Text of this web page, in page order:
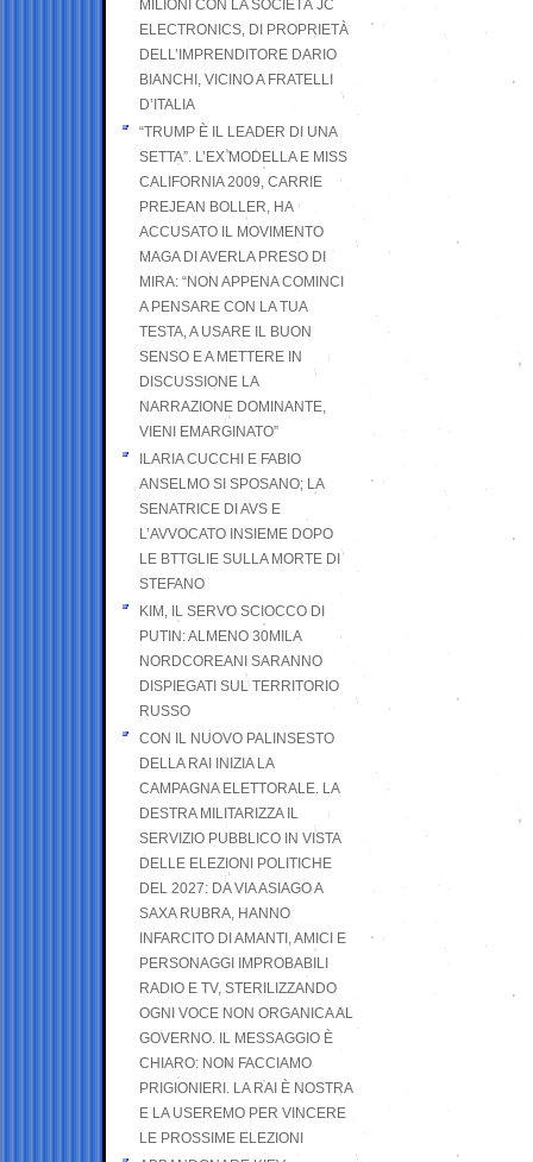
MILIONI CON LA SOCIETÀ JC
ELECTRONICS, DI PROPRIETÀ
DELL’IMPRENDITORE DARIO
BIANCHI, VICINO A FRATELLI
D’ITALIA
“TRUMP È IL LEADER DI UNA
SETTA”. L’EX MODELLA E MISS
CALIFORNIA 2009, CARRIE
PREJEAN BOLLER, HA
ACCUSATO IL MOVIMENTO
MAGA DI AVERLA PRESO DI
MIRA: “NON APPENA COMINCI
A PENSARE CON LA TUA
TESTA, A USARE IL BUON
SENSO E A METTERE IN
DISCUSSIONE LA
NARRAZIONE DOMINANTE,
VIENI EMARGINATO”
ILARIA CUCCHI E FABIO
ANSELMO SI SPOSANO; LA
SENATRICE DI AVS E
L’AVVOCATO INSIEME DOPO
LE BTTGLIE SULLA MORTE DI
STEFANO
KIM, IL SERVO SCIOCCO DI
PUTIN: ALMENO 30MILA
NORDCOREANI SARANNO
DISPIEGATI SUL TERRITORIO
RUSSO
CON IL NUOVO PALINSESTO
DELLA RAI INIZIA LA
CAMPAGNA ELETTORALE. LA
DESTRA MILITARIZZA IL
SERVIZIO PUBBLICO IN VISTA
DELLE ELEZIONI POLITICHE
DEL 2027: DA VIA ASIAGO A
SAXA RUBRA, HANNO
INFARCITO DI AMANTI, AMICI E
PERSONAGGI IMPROBABILI
RADIO E TV, STERILIZZANDO
OGNI VOCE NON ORGANICA AL
GOVERNO. IL MESSAGGIO È
CHIARO: NON FACCIAMO
PRIGIONIERI. LA RAI È NOSTRA
E LA USEREMO PER VINCERE
LE PROSSIME ELEZIONI